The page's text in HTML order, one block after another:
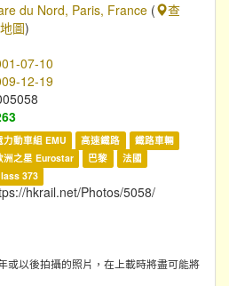
du Nord, Paris, France (
查
圖)
07-10
12-19
力動車組 EMU 高速鐵路
鐵路車輛
洲之星 Eurostar
巴黎
法國
373
hkrail.net/Photos/5058/
或以後拍攝的照片，在上載時將盡可能將